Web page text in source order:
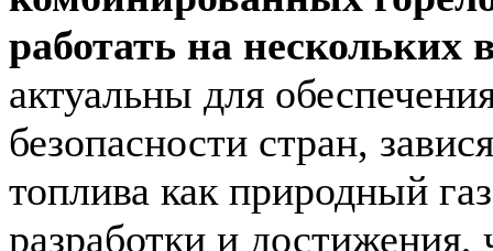
работать на нескольких
актуальны для
безопасности стран,
топлива как природный
разработки и достижения,